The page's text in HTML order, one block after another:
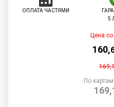
ОПЛАТА ЧАСТЯМИ
5
Цена
160,
По